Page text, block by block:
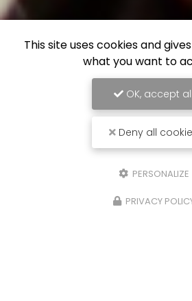
This site uses cookies and
what you want to
OK, accept all
Deny all
PERSONALIZE
PRIVACY